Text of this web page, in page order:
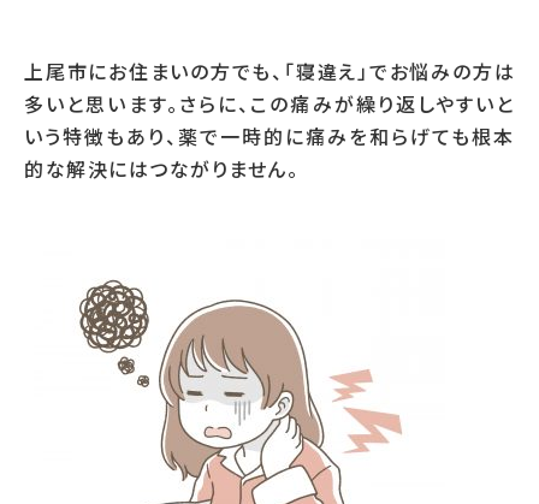
上尾市にお住まいの方でも、「寝違え」でお悩みの方は
多いと思います。さらに、この痛みが繰り返しやすいと
いう特徴もあり、薬で一時的に痛みを和らげても根本
的な解決にはつながりません。